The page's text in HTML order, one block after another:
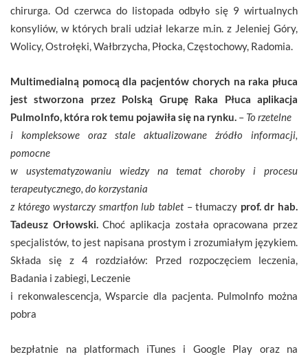
chirurga. Od czerwca do listopada odbyło się 9 wirtualnych
konsyliów, w których brali udział lekarze m.in. z Jeleniej Góry,
Wolicy, Ostrołęki, Wałbrzycha, Płocka, Częstochowy, Radomia.
Multimedialną pomocą dla pacjentów chorych na raka płuca
jest stworzona przez Polską Grupę Raka Płuca aplikacja
PulmoInfo, która rok temu pojawiła się na rynku. – To rzetelne
i kompleksowe oraz stale aktualizowane źródło informacji,
pomocne
w usystematyzowaniu wiedzy na temat choroby i procesu
terapeutycznego, do korzystania
z którego wystarczy smartfon lub tablet – tłumaczy prof. dr hab.
Tadeusz Orłowski.Choć aplikacja została opracowana przez
specjalistów, to jest napisana prostym i zrozumiałym językiem.
Składa się z 4 rozdziałów: Przed rozpoczęciem leczenia,
Badania i zabiegi, Leczenie
i rekonwalescencja, Wsparcie dla pacjenta. PulmoInfo można
pobra
bezpłatnie na platformach iTunes i Google Play oraz na